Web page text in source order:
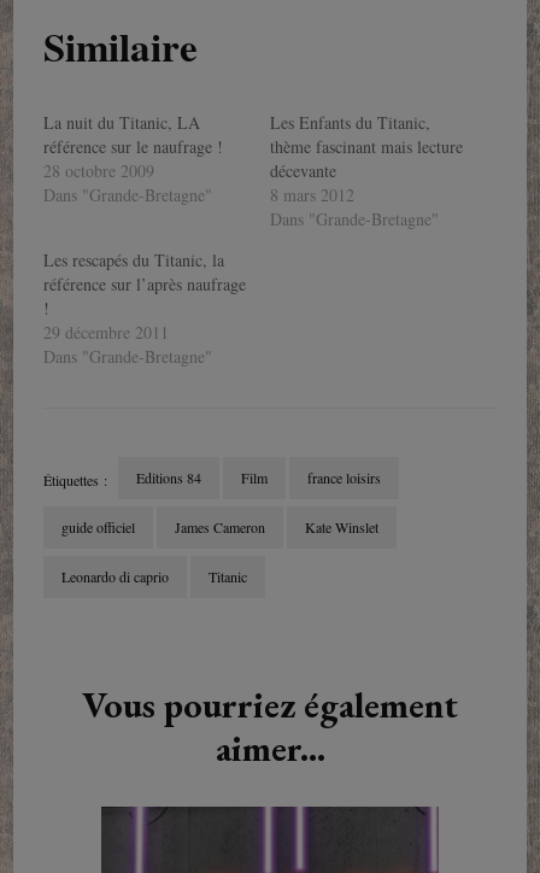
Similaire
La nuit du Titanic, LA
référence sur le naufrage !
28 octobre 2009
Dans "Grande-Bretagne"
Les Enfants du Titanic,
thème fascinant mais lecture
décevante
8 mars 2012
Dans "Grande-Bretagne"
Les rescapés du Titanic, la
référence sur l’après naufrage
!
29 décembre 2011
Dans "Grande-Bretagne"
Étiquettes : Editions 84 Film france loisirs
guide officiel James Cameron Kate Winslet
Leonardo di caprio Titanic
Vous pourriez également
aimer...